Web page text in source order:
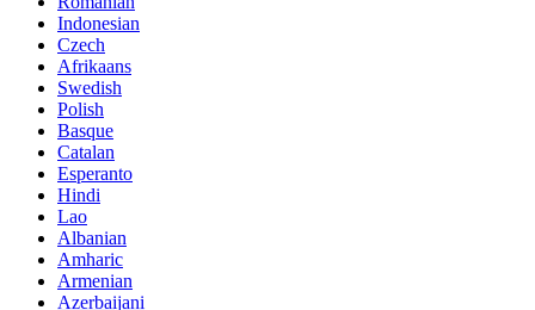
Indonesian
Czech
Afrikaans
Swedish
Polish
Basque
Catalan
Esperanto
Hindi
Lao
Albanian
Amharic
Armenian
Azerbaijani